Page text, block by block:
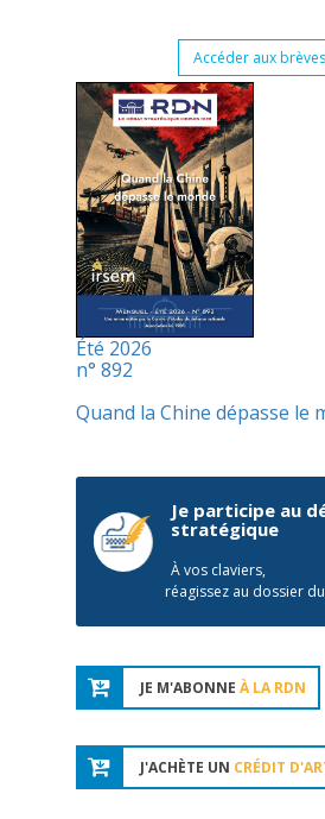
Accéder aux brèves
Été 2026
n° 892
Quand la Chine dépasse le
Je participe au
stratégique
À vos claviers,
réagissez au dossier
JE M'ABONNE À LA RDN
J'ACHÈTE UN CRÉDIT